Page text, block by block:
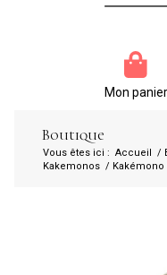
Mon panier
Boutique
Vous êtes ici : Accueil /
Kakemonos / Kakémono